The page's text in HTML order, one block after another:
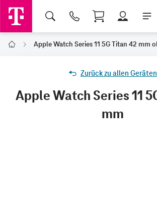
Home Apple Watch Series 11 5G Titan 42 mm
Zurück zu allen Geräten
Apple Watch Series 11
mm